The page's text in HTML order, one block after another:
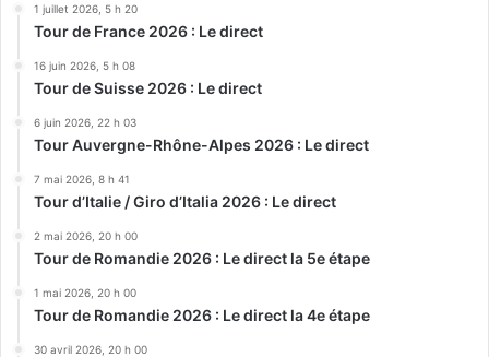
1 juillet 2026, 5 h 20
Tour de France 2026 : Le direct
16 juin 2026, 5 h 08
Tour de Suisse 2026 : Le direct
6 juin 2026, 22 h 03
Tour Auvergne-Rhône-Alpes 2026 : Le direct
7 mai 2026, 8 h 41
Tour d’Italie / Giro d’Italia 2026 : Le direct
2 mai 2026, 20 h 00
Tour de Romandie 2026 : Le direct la 5e étape
1 mai 2026, 20 h 00
Tour de Romandie 2026 : Le direct la 4e étape
30 avril 2026, 20 h 00